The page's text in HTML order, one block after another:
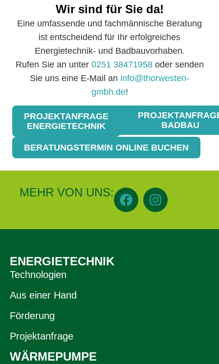
Wir sind für Sie da!
Eine umfassende und fachmännische Beratung
ist entscheidend für Ihr erfolgreiches
Energietechnik- und Badbauvorhaben.
Rufen Sie an unter 0251 38471958oder senden
Sie uns eine E-Mail an info@thorwesten-
gmbh.de!
PROJEKTANFRAGE
ENERGIETECHNIK
BADBAU
BERATUNGSTERMIN ONLINE BUCHEN
MEHR VON UNS:
ENERGIETECHNIK
Technologien
Aus einer Hand
Förderung
Projektanfrage
WÄRMEPUMPE